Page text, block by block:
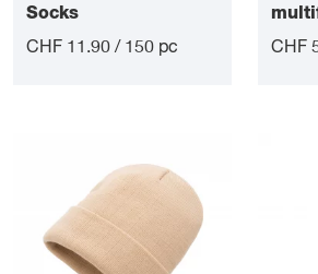
Socks
CHF 11.90 / 150 pc
CHF